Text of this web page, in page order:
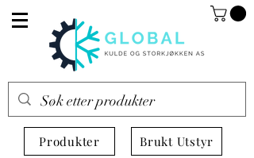
Produkter Brukt Utstyr